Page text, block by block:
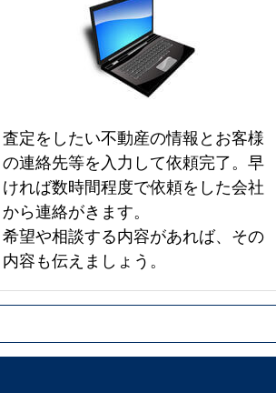
査定をしたい不動産の情報とお客様
の連絡先等を入力して依頼完了。早
ければ数時間程度で依頼をした会社
から連絡がきます。
希望や相談する内容があれば、その
内容も伝えましょう。